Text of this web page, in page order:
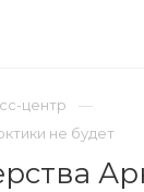
центр
не будет